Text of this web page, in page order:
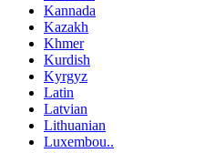
Kannada
Kazakh
Khmer
Kurdish
Kyrgyz
Latin
Latvian
Lithuanian
Luxembou..